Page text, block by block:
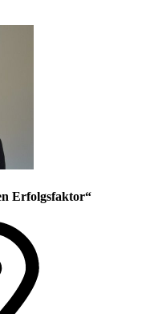
Erfolgsfaktor“